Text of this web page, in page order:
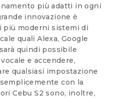
più adatti in ogni
innovazione è
più moderni sistemi di
quali Alexa, Google
quindi possibile
e accendere,
qualsiasi impostazione
con la
Cebu S2 sono, inoltre,